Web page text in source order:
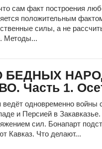
сам факт построения
положительным
силы, а не
Методы...
БЕДНЫХ
Часть 1.
ведёт одновременно войны
и Персией в
сил. Бонапарт
Кавказ. Что делают...